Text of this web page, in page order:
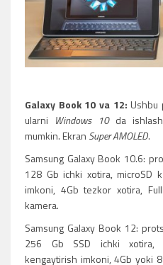
Galaxy Book 10 va 12: Ushbu
ularni Windows 10da
mumkin. Ekran Super AMOLED.
Samsung Galaxy Book 10.6:
128 Gb ichki xotira, microSD
imkoni, 4Gb tezkor xotira,
kamera.
Samsung Galaxy Book 12:
256 Gb SSD ichki xotira,
kengaytirish imkoni, 4Gb yoki